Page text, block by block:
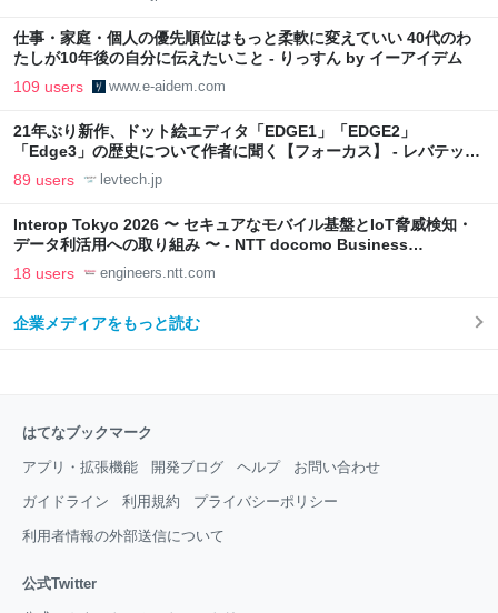
仕事・家庭・個人の優先順位はもっと柔軟に変えていい 40代のわ
たしが10年後の自分に伝えたいこと - りっすん by イーアイデム
109 users www.e-aidem.com
21年ぶり新作、ドット絵エディタ「EDGE1」「EDGE2」
「Edge3」の歴史について作者に聞く【フォーカス】 - レバテック
LAB
89 users levtech.jp
Interop Tokyo 2026 〜 セキュアなモバイル基盤とIoT脅威検知・
データ利活用への取り組み 〜 - NTT docomo Business
Engineers' Blog
18 users engineers.ntt.com
企業メディアをもっと読む
はてなブックマーク
アプリ・拡張機能 開発ブログ ヘルプ お問い合わせ
ガイドライン 利用規約 プライバシーポリシー
利用者情報の外部送信について
公式Twitter